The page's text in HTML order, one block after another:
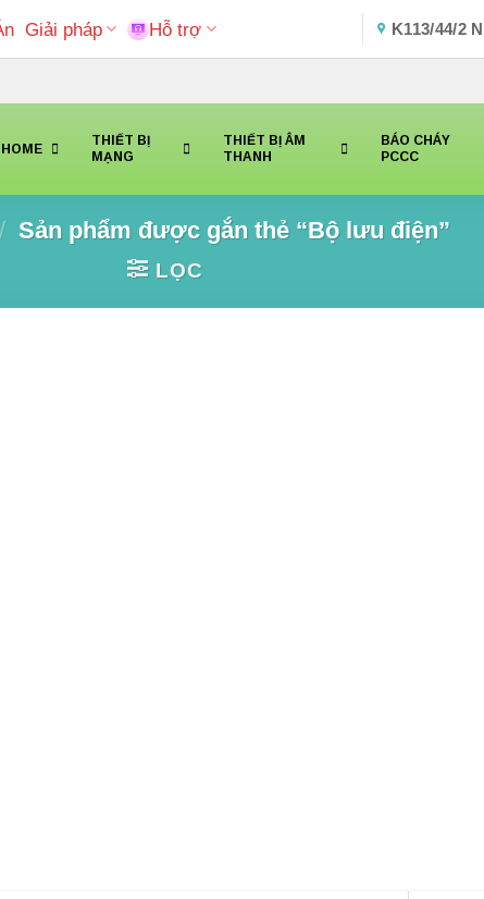
Giải pháp Hỗ trợ K113/44/2
THIẾT BỊ
MẠNG
THIẾT BỊ ÂM
THANH
BÁO CHÁY
PCCC
/ Sản phẩm được gắn thẻ “Bộ lưu điện”
LỌC